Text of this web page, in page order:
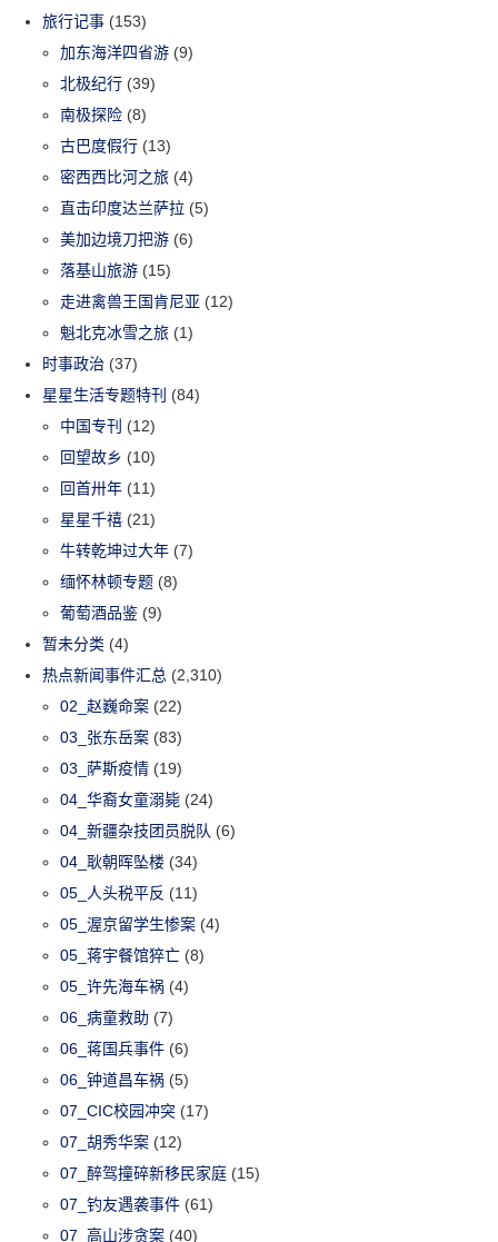
旅行记事 (153)
加东海洋四省游 (9)
北极纪行 (39)
南极探险 (8)
古巴度假行 (13)
密西西比河之旅 (4)
直击印度达兰萨拉 (5)
美加边境刀把游 (6)
落基山旅游 (15)
走进禽兽王国肯尼亚 (12)
魁北克冰雪之旅 (1)
时事政治 (37)
星星生活专题特刊 (84)
中国专刊 (12)
回望故乡 (10)
回首卅年 (11)
星星千禧 (21)
牛转乾坤过大年 (7)
缅怀林顿专题 (8)
葡萄酒品鉴 (9)
暂未分类 (4)
热点新闻事件汇总 (2,310)
02_赵巍命案 (22)
03_张东岳案 (83)
03_萨斯疫情 (19)
04_华裔女童溺毙 (24)
04_新疆杂技团员脱队 (6)
04_耿朝晖坠楼 (34)
05_人头税平反 (11)
05_渥京留学生惨案 (4)
05_蒋宇餐馆猝亡 (8)
05_许先海车祸 (4)
06_病童救助 (7)
06_蒋国兵事件 (6)
06_钟道昌车祸 (5)
07_CIC校园冲突 (17)
07_胡秀华案 (12)
07_醉驾撞碎新移民家庭 (15)
07_钓友遇袭事件 (61)
07_高山涉贪案 (40)